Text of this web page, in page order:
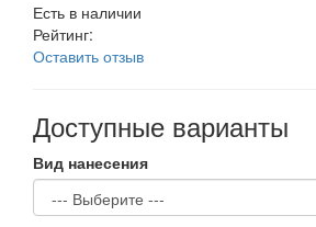
Есть в наличии
Рейтинг:
Оставить отзыв
Доступные варианты
Вид нанесения